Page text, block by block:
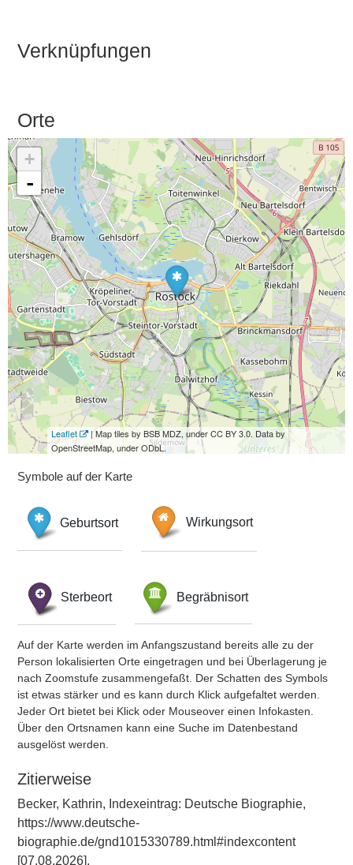
Verknüpfungen
Orte
+
-
Leaflet
| Map tiles by BSB MDZ, under CC BY 3.0. Data by
OpenStreetMap, under ODbL.
Symbole auf der Karte
Geburtsort Wirkungsort
Sterbeort Begräbnisort
Auf der Karte werden im Anfangszustand bereits alle zu der
Person lokalisierten Orte eingetragen und bei Überlagerung je
nach Zoomstufe zusammengefaßt. Der Schatten des Symbols
ist etwas stärker und es kann durch Klick aufgefaltet werden.
Jeder Ort bietet bei Klick oder Mouseover einen Infokasten.
Über den Ortsnamen kann eine Suche im Datenbestand
ausgelöst werden.
Zitierweise
Becker, Kathrin, Indexeintrag: Deutsche Biographie,
https://www.deutsche-
biographie.de/gnd1015330789.html#indexcontent
[07.08.2026].